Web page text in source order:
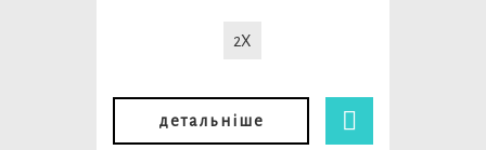
2X
детальніше